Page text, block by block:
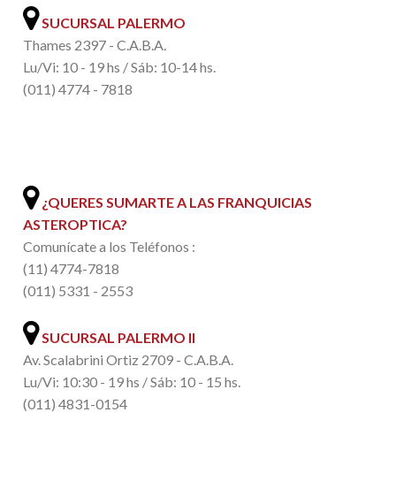
SUCURSAL PALERMO
Thames 2397 - C.A.B.A.
Lu/Vi: 10 - 19 hs / Sáb: 10-14 hs.
(011) 4774 - 7818
¿QUERES SUMARTE A LAS FRANQUICIAS
ASTEROPTICA?
Comunícate a los Teléfonos :
(11) 4774-7818
(011) 5331 - 2553
SUCURSAL PALERMO II
Av. Scalabrini Ortiz 2709 - C.A.B.A.
Lu/Vi: 10:30 - 19 hs / Sáb: 10 - 15 hs.
(011) 4831-0154